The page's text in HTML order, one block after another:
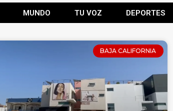
MUNDO TU VOZ DEPORTES
BAJA CALIFORNIA